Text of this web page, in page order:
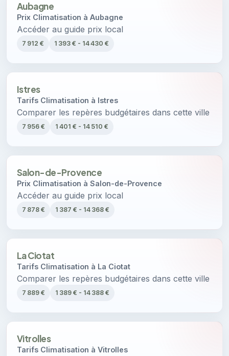
Aubagne
Prix Climatisation à Aubagne
Accéder au guide prix local
7 912 € 1 393 € - 14 430 €
Istres
Tarifs Climatisation à Istres
Comparer les repères budgétaires dans cette ville
7 956 € 1 401 € - 14 510 €
Salon-de-Provence
Prix Climatisation à Salon-de-Provence
Accéder au guide prix local
7 878 € 1 387 € - 14 368 €
La Ciotat
Tarifs Climatisation à La Ciotat
Comparer les repères budgétaires dans cette ville
7 889 € 1 389 € - 14 388 €
Vitrolles
Tarifs Climatisation à Vitrolles